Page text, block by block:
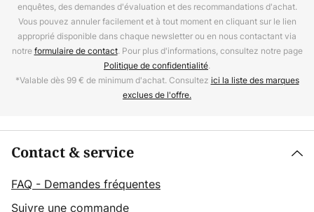
enquêtes, des demandes d'évaluation et des recommandations d'achat.
Vous pouvez annuler facilement et à tout moment en cliquant sur le lien
approprié disponible dans chaque newsletter ou en nous contactant via
notreformulaire de contact. Pour plus d'informations, consultez notre page
Politique de confidentialité.
*Valable dès 99 € de minimum d'achat. Consultez ici la liste des marques
exclues de l'offre.
Contact & service
FAQ - Demandes fréquentes
Suivre une commande